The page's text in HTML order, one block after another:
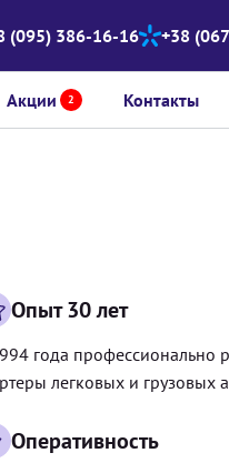
(095) 386-16-16 +38
Акции 2 Контакты
Опыт 30 лет
года профессионально
легковых и грузовых
Оперативность